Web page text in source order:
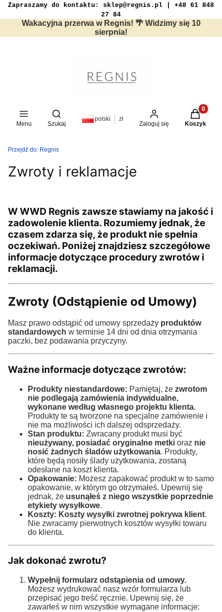
Zapraszamy do kontaktu: sklep@regnis.pl | +48 61 848
27 84
Wakacyjna przerwa w Regnis! 🌴 Widzimy się 10
sierpnia!
Menu
Otwórz wyszukiwarkę
Szukaj
polski zł
Zaloguj się
Produkty
Koszyk
Przejdź do: Regnis
Zwroty i reklamacje
W WWD Regnis zawsze stawiamy na jakość i
zadowolenie klienta. Rozumiemy jednak, że
czasem zdarza się, że produkt nie spełnia
oczekiwań. Poniżej znajdziesz szczegółowe
informacje dotyczące procedury zwrotów i
reklamacji.
Zwroty (Odstąpienie od Umowy)
Masz prawo odstąpić od umowy sprzedaży produktów
standardowych w terminie 14 dni od dnia otrzymania
paczki, bez podawania przyczyny.
Ważne informacje dotyczące zwrotów:
Produkty niestandardowe: Pamiętaj, że zwrotom
nie podlegają zamówienia indywidualne,
wykonane według własnego projektu klienta.
Produkty te są tworzone na specjalne zamówienie i
nie ma możliwości ich dalszej odsprzedaży.
Stan produktu: Zwracany produkt musi być
nieużywany, posiadać oryginalne metki oraz nie
nosić żadnych śladów użytkowania. Produkty,
które będą nosiły ślady użytkowania, zostaną
odesłane na koszt klienta.
Opakowanie: Możesz zapakować produkt w to samo
opakowanie, w którym go otrzymałeś. Upewnij się
jednak, że usunąłeś z niego wszystkie poprzednie
etykiety wysyłkowe.
Koszty: Koszty wysyłki zwrotnej pokrywa klient.
Nie zwracamy pierwotnych kosztów wysyłki towaru
do klienta.
Jak dokonać zwrotu?
Wypełnij formularz odstąpienia od umowy.
Możesz wydrukować nasz wzór formularza lub
przepisać jego treść ręcznie. Upewnij się, że
zawarłeś w nim wszystkie wymagane informacje: